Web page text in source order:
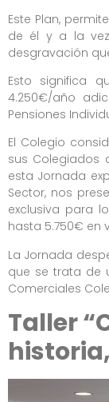
Este Plan,
de él y a la
desgravación
Esto significa
4.250€/año
Pensiones
El Colegio
sus Colegiados
esta Jornada
Sector, nos
exclusiva para
hasta 5.750€ en
La Jornada
que se trata de
Comerciales
Taller